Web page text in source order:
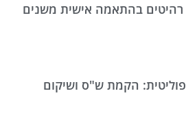
בהתאמה אישית משנים
הקמת ש"ס ושיקום